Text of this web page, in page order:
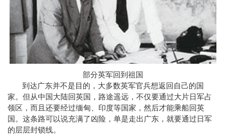
部分英军回到祖国
到达广东并不是目的，大多数英军官兵想返回自己的国
家。但从中国大陆回英国，路途遥远，不仅要通过大片日军占
领区，而且还要经过缅甸、印度等国家，然后才能乘船回英
国。这条路可以说充满了凶险，单是走出广东，就要通过日军
的层层封锁线。